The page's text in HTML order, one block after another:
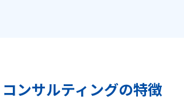
ンサルティングの特徴